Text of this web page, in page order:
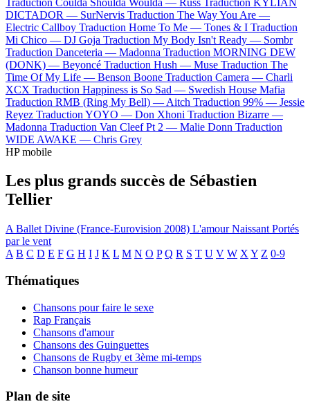
DICTADOR — SurNervis Traduction The Way You Are —
Electric Callboy Traduction Home To Me — Tones & I Traduction
Mi Chico — DJ Goja Traduction My Body Isn't Ready — Sombr
Traduction Danceteria — Madonna Traduction MORNING DEW
(DONK) — Beyoncé Traduction Hush — Muse Traduction The
Time Of My Life — Benson Boone Traduction Camera — Charli
XCX Traduction Happiness is So Sad — Swedish House Mafia
Traduction RMB (Ring My Bell) — Aitch Traduction 99% — Jessie
Reyez Traduction YOYO — Don Xhoni Traduction Bizarre —
Madonna Traduction Van Cleef Pt 2 — Malie Donn Traduction
WIDE AWAKE — Chris Grey
HP mobile
Les plus grands succès de Sébastien
Tellier
A Ballet Divine (France-Eurovision 2008) L'amour Naissant Portés
par le vent
A B C D E F G H I J K L M N O P Q R S T U V W X Y Z 0-9
Thématiques
Chansons pour faire le sexe
Rap Français
Chansons d'amour
Chansons des Guinguettes
Chansons de Rugby et 3ème mi-temps
Chanson bonne humeur
Plan de site